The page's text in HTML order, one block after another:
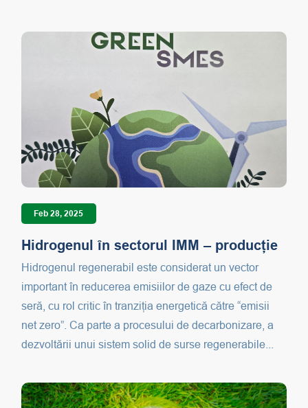
Feb 28, 2025
Hidrogenul în sectorul IMM – producție
Hidrogenul regenerabil este considerat un vector
important în reducerea emisiilor de gaze cu efect de
seră, cu rol critic în tranziția energetică către “emisii
net zero”. Ca parte a procesului de decarbonizare, a
dezvoltării unui sistem solid de surse regenerabile...